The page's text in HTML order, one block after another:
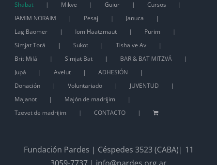
Shabat
Mikve Guiur
Cursos
IAMIM NORAIM
Pesaj
Januca
Lag Baomer
Iom Haatzmaut
Purim
Simjat Torá
Sukot
Tisha ve Av
Brit Milá
Simjat Bat
BAR & BAT MITZVÁ
Jupá
Avelut
ADHESIÓN
Donación
Voluntariado
JUVENTUD
Majanot
Majón de madrijim
Tzevet de madrijim
CONTACTO
Fundación Pardes | Céspedes 3523 (CABA)| 11